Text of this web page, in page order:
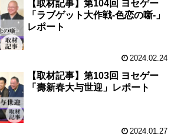
【取材記事】第104回 ヨセゲー
「ラブゲット大作戦-色恋の噺-」
レポート
2024.02.24
【取材記事】第103回 ヨセゲー
「壽新春大与世迎」レポート
2024.01.27